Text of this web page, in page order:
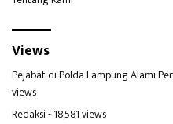
Views
Pejabat di Polda Lampung Alami
views
Redaksi- 18,581 views